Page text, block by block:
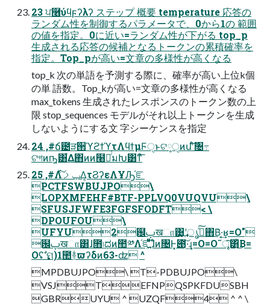
23 ਪ࿦ύϥϝʔλʔ ステップ 概要 temperature 応答の
ランダム性を制御するパラメータで、0から1の 範囲
の値を指定。0に近い=ランダム性が下がる top_p
生成される応答の候補となるトークンの累積確率を
指定。Top_pが高い=文章の多様性が高くなる
top_k 次の単語を予測する際に、確率が高い上位k個
の単 語数。Top_kが高い=文章の多様性が高くなる
max_tokens 生成されたレスポンスのトークン数の上
限 stop_sequences モデルがそれ以上トークンを生成
しないようにする文 字シーケンスを指定
24 ,#ճ౴ੜ੒ϓϩϯϓτΛϥϯμϜੑͱଟ༷ੑͷմʹͨ͠৔߹
ଟগͷҧ͍͸͋Δ΋ͷͷ໨ཱͬͨมԽ͸ͳͦ͞͏
25 ,#Λݕࡧͯ͠Δ͔τϨʔεΛҰԠ֬ೝ
PCTFSWBUJPO\
LOPXMFEHF#BTF-PPLVQ0VUQVU\
SFUSJFWFE3FGFSFODFT< \
DPOUFOU\
UFYU2฼ࢠखா͸͙͢ʹൃߦͯ͠΋Β͑·͔͢ʁ=O"
฼ࢠखா͸ɺ೛৷ಧͷ಺༰Λ֬ೝ͍͖ͤͯͨͩ͞ɺͦͷ৔Ͱ͓౉͠͠·͢ɻ=O=O˝ৄ͘͠͸ͪ͜Β=
Oʢࣗ ࣏ମ)1಺ؔ࿈ϖʔδͷ63-ʣ ^
MPDBUJPO\ T-PDBUJPO\
VSJTEFNPQSPKFDUSBH
GBRUYU ^ UZQF4 ^ ^ \